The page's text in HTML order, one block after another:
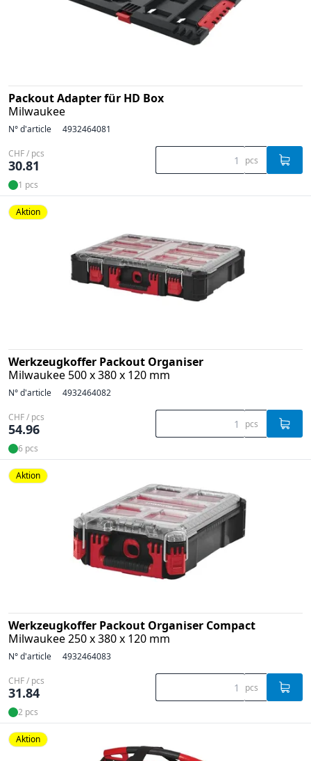
Packout Adapter für HD Box
Milwaukee
N° d'article 4932464081
CHF / pcs
30.81 pcs
1 pcs
Aktion
Werkzeugkoffer Packout Organiser
Milwaukee 500 x 380 x 120 mm
N° d'article 4932464082
CHF / pcs
54.96 pcs
6 pcs
Aktion
Werkzeugkoffer Packout Organiser Compact
Milwaukee 250 x 380 x 120 mm
N° d'article 4932464083
CHF / pcs
31.84 pcs
2 pcs
Aktion